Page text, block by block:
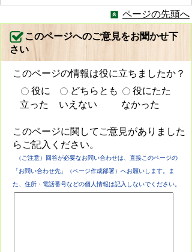
ページの先頭へ
このページへのご意見をお聞かせ下
さい
このページの情報は役に立ちましたか？
役に
立った
どちらとも
いえない
役にたた
なかった
このページに関してご意見がありました
らご記入ください。
（ご注意）回答が必要なお問い合わせは、直接このページの
「お問い合わせ先」（ページ作成部署）へお願いします。ま
た、住所・電話番号などの個人情報は記入しないでください。